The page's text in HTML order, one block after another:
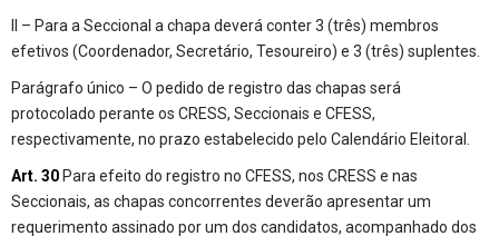
II – Para a Seccional a chapa deverá conter 3 (três) membros
efetivos (Coordenador, Secretário, Tesoureiro) e 3 (três) suplentes.
Parágrafo único – O pedido de registro das chapas será
protocolado perante os CRESS, Seccionais e CFESS,
respectivamente, no prazo estabelecido pelo Calendário Eleitoral.
Art. 30 Para efeito do registro no CFESS, nos CRESS e nas
Seccionais, as chapas concorrentes deverão apresentar um
requerimento assinado por um dos candidatos, acompanhado dos